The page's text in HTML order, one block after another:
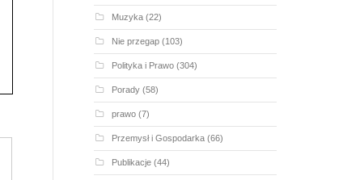
Muzyka(22)
Nie przegap(103)
Polityka i Prawo(304)
Porady(58)
prawo(7)
Przemysł i Gospodarka(66)
Publikacje(44)